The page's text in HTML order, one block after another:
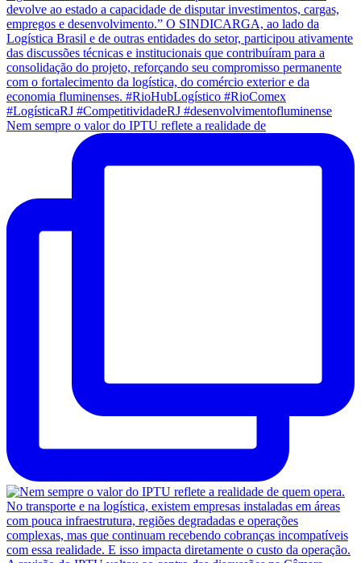
Nem sempre o valor do IPTU reflete a realidade de